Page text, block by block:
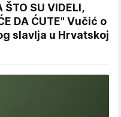
ŠTO SU VIDELI,
DA ĆUTE" Vučić o
slavlja u Hrvatskoj